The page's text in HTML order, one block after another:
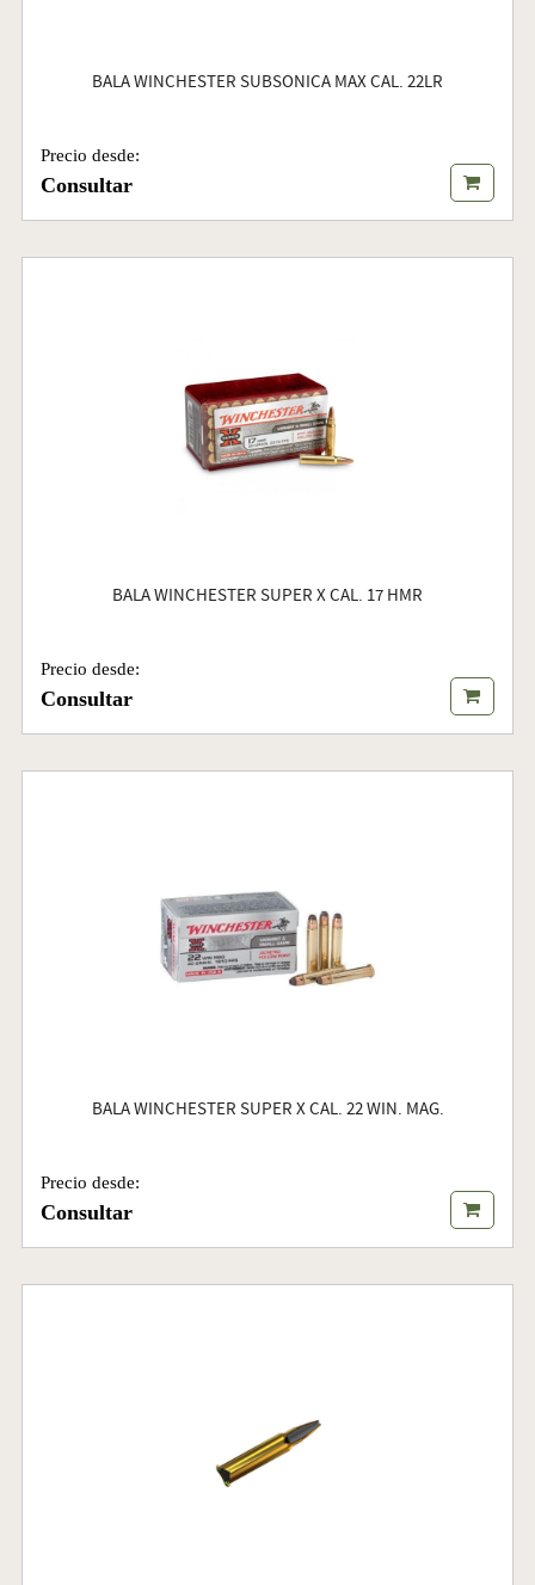
BALA WINCHESTER SUBSONICA MAX CAL. 22LR
Precio desde:
Consultar
BALA WINCHESTER SUPER X CAL. 17 HMR
Precio desde:
Consultar
BALA WINCHESTER SUPER X CAL. 22 WIN. MAG.
Precio desde:
Consultar